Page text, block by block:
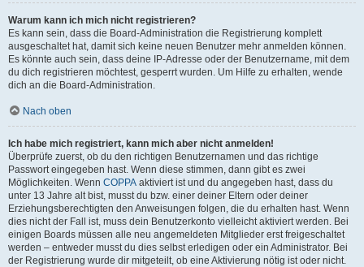
Warum kann ich mich nicht registrieren?
Es kann sein, dass die Board-Administration die Registrierung komplett
ausgeschaltet hat, damit sich keine neuen Benutzer mehr anmelden können.
Es könnte auch sein, dass deine IP-Adresse oder der Benutzername, mit dem
du dich registrieren möchtest, gesperrt wurden. Um Hilfe zu erhalten, wende
dich an die Board-Administration.
Nach oben
Ich habe mich registriert, kann mich aber nicht anmelden!
Überprüfe zuerst, ob du den richtigen Benutzernamen und das richtige
Passwort eingegeben hast. Wenn diese stimmen, dann gibt es zwei
Möglichkeiten. Wenn COPPA aktiviert ist und du angegeben hast, dass du
unter 13 Jahre alt bist, musst du bzw. einer deiner Eltern oder deiner
Erziehungsberechtigten den Anweisungen folgen, die du erhalten hast. Wenn
dies nicht der Fall ist, muss dein Benutzerkonto vielleicht aktiviert werden. Bei
einigen Boards müssen alle neu angemeldeten Mitglieder erst freigeschaltet
werden – entweder musst du dies selbst erledigen oder ein Administrator. Bei
der Registrierung wurde dir mitgeteilt, ob eine Aktivierung nötig ist oder nicht.